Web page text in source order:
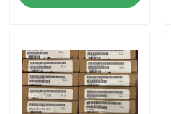
Contacteer ons
Verzoek om een Citaat